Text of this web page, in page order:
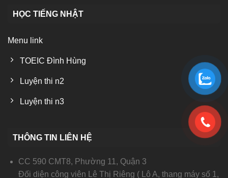
HỌC TIẾNG NHẬT
Menu link
TOEIC Đình Hùng
Luyện thi n2
Luyện thi n3
THÔNG TIN LIÊN HỆ
CC 590 CMT8, Phường 11, Quận 3
Đối diện công viên Lê Thị Riêng ( Lô A, thang máy số 1,